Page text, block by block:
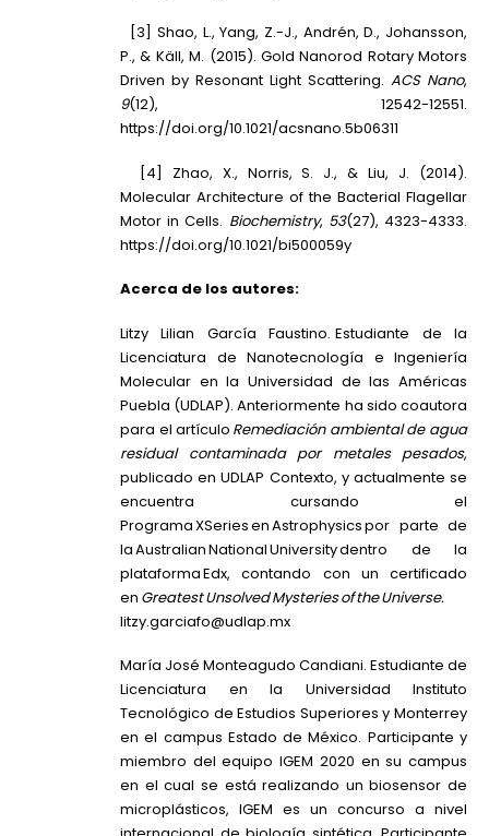
[3] Shao, L., Yang, Z.-J., Andrén, D., Johansson,
P., & Käll, M. (2015). Gold Nanorod Rotary Motors
Driven by Resonant Light Scattering. ACS Nano,
9(12), 12542-12551.
https://doi.org/10.1021/acsnano.5b06311
[4] Zhao, X., Norris, S. J., & Liu, J. (2014).
Molecular Architecture of the Bacterial Flagellar
Motor in Cells. Biochemistry, 53(27), 4323-4333.
https://doi.org/10.1021/bi500059y
Acerca de los autores:
Litzy Lilian García Faustino. Estudiante de la
Licenciatura de Nanotecnología e Ingeniería
Molecular en la Universidad de las Américas
Puebla (UDLAP). Anteriormente ha sido coautora
para el artículo Remediación ambiental de agua
residual contaminada por metales pesados,
publicado en UDLAP Contexto, y actualmente se
encuentra cursando el
Programa XSeries en Astrophysics por parte de
la Australian National University dentro de la
plataforma Edx, contando con un certificado
en Greatest Unsolved Mysteries of the Universe.
litzy.garciafo@udlap.mx
María José Monteagudo Candiani. Estudiante de
Licenciatura en la Universidad Instituto
Tecnológico de Estudios Superiores y Monterrey
en el campus Estado de México. Participante y
miembro del equipo IGEM 2020 en su campus
en el cual se está realizando un biosensor de
microplásticos, IGEM es un concurso a nivel